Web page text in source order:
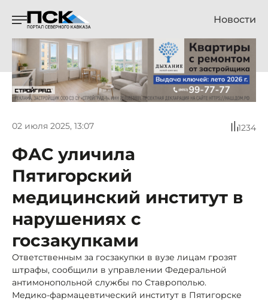
Новости
02 июля 2025, 13:07 1234
ФАС уличила
Пятигорский
медицинский институт в
нарушениях с
госзакупками
Ответственным за госзакупки в вузе лицам грозят
штрафы, сообщили в управлении Федеральной
антимонопольной службы по Ставрополью.
Медико-фармацевтический институт в Пятигорске